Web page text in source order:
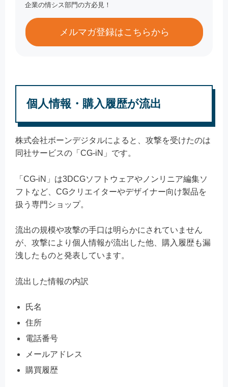
企業の情シス部門の方必見！
メルマガ登録はこちらから
個人情報・購入履歴が流出
株式会社ボーンデジタルによると、攻撃を受けたのは
同社サービスの「CG-iN」です。
「CG-iN」は3DCGソフトウェアやノンリニア編集ソ
フトなど、CGクリエイターやデザイナー向け製品を
扱う専門ショップ。
流出の規模や攻撃の手口は明らかにされていません
が、攻撃により個人情報が流出した他、購入履歴も漏
洩したものと発表しています。
流出した情報の内訳
氏名
住所
電話番号
メールアドレス
購買履歴